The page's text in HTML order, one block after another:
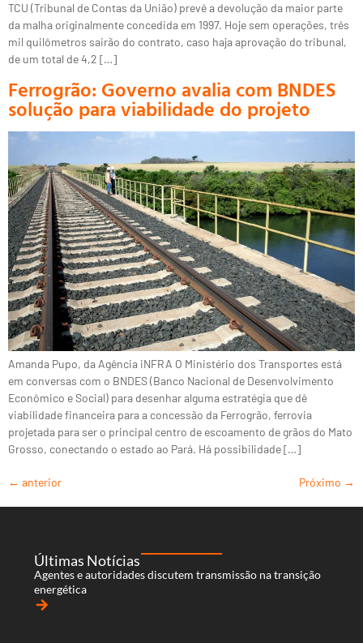
TCU (Tribunal de Contas da União) prevê a devolução da maior parte
da malha originalmente concedida em 1997. Hoje sem operações, três
mil quilômetros sairão do contrato, caso haja aprovação do tribunal,
de um total de 4,2 […]
Ferrogrão: Governo avalia com BNDES
solução para viabilidade do projeto
Amanda Pupo, da Agência iNFRA O Ministério dos Transportes está
em conversas com o BNDES (Banco Nacional de Desenvolvimento
Econômico e Social) para desenhar alguma estratégia que dê
viabilidade financeira para a concessão da Ferrogrão, ferrovia
projetada para ser o principal centro de escoamento de grãos do Mato
Grosso, conectando o estado ao Pará. Há possibilidade […]
← anterior Próximo →
Últimas Notícias
Agentes e autoridades discutem transmissão na transição
energética
arrow_forward